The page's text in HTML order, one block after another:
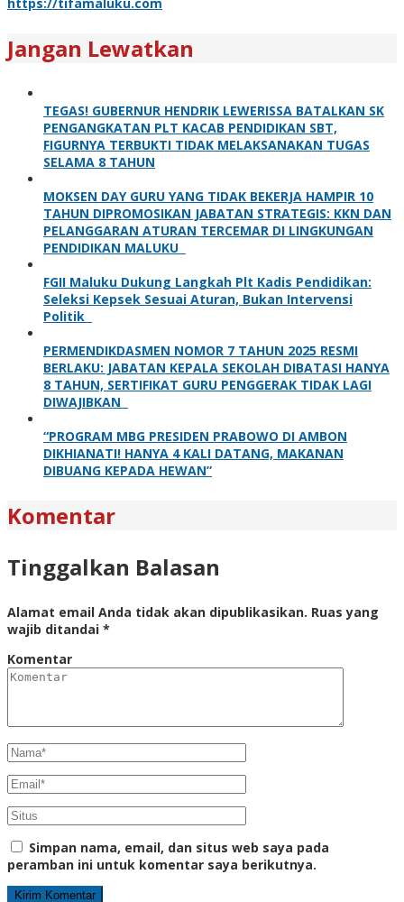
Jangan Lewatkan
TEGAS! GUBERNUR HENDRIK LEWERISSA BATALKAN SK
PENGANGKATAN PLT KACAB PENDIDIKAN SBT,
FIGURNYA TERBUKTI TIDAK MELAKSANAKAN TUGAS
SELAMA 8 TAHUN
MOKSEN DAY GURU YANG TIDAK BEKERJA HAMPIR 10
TAHUN DIPROMOSIKAN JABATAN STRATEGIS: KKN DAN
PELANGGARAN ATURAN TERCEMAR DI LINGKUNGAN
PENDIDIKAN MALUKU
FGII Maluku Dukung Langkah Plt Kadis Pendidikan:
Seleksi Kepsek Sesuai Aturan, Bukan Intervensi
Politik
PERMENDIKDASMEN NOMOR 7 TAHUN 2025 RESMI
BERLAKU: JABATAN KEPALA SEKOLAH DIBATASI HANYA
8 TAHUN, SERTIFIKAT GURU PENGGERAK TIDAK LAGI
DIWAJIBKAN
“PROGRAM MBG PRESIDEN PRABOWO DI AMBON
DIKHIANATI! HANYA 4 KALI DATANG, MAKANAN
DIBUANG KEPADA HEWAN”
Komentar
Tinggalkan Balasan
Alamat email Anda tidak akan dipublikasikan. Ruas yang
wajib ditandai *
Komentar
Simpan nama, email, dan situs web saya pada
peramban ini untuk komentar saya berikutnya.